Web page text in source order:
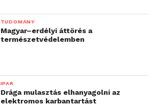
TUDOMÁNY
Magyar–erdélyi áttörés a
természetvédelemben
IPAR
Drága mulasztás elhanyagolni az
elektromos karbantartást